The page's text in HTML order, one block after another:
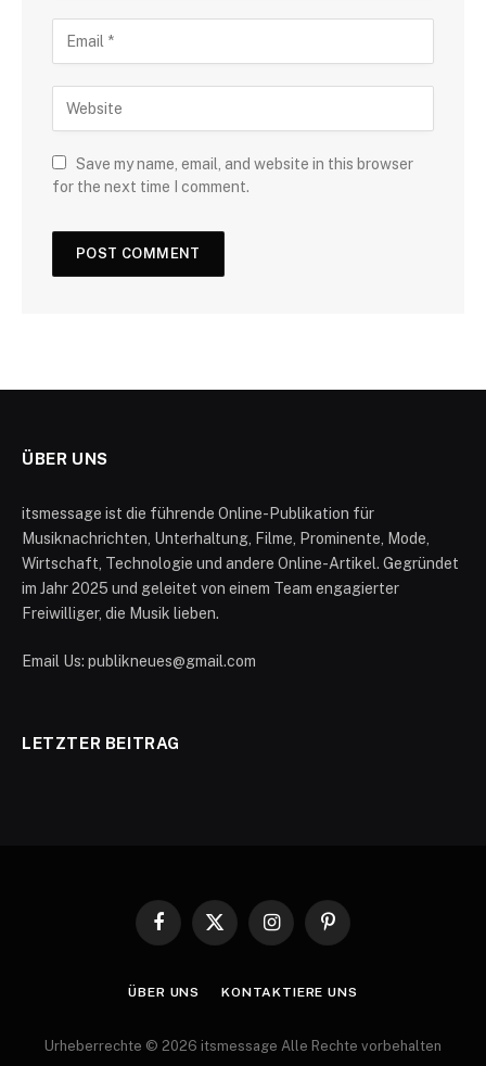
Save my name, email, and website in this browser
for the next time I comment.
ÜBER UNS
itsmessage ist die führende Online-Publikation für
Musiknachrichten, Unterhaltung, Filme, Prominente, Mode,
Wirtschaft, Technologie und andere Online-Artikel. Gegründet
im Jahr 2025 und geleitet von einem Team engagierter
Freiwilliger, die Musik lieben.
Email Us: publikneues@gmail.com
LETZTER BEITRAG
Facebook
X
InstagramPinterest
ÜBER UNS KONTAKTIERE UNS
Urheberrechte © 2026 itsmessage Alle Rechte vorbehalten